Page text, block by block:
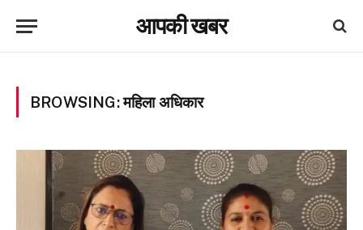
आपकी खबर
BROWSING:महिला अधिकार